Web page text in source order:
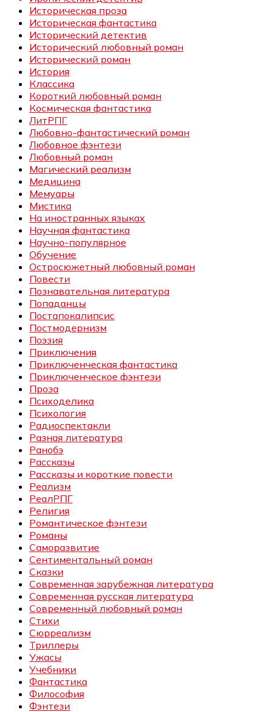
Историческая проза
Историческая фантастика
Исторический детектив
Исторический любовный роман
Исторический роман
История
Классика
Короткий любовный роман
Космическая фантастика
ЛитРПГ
Любовно-фантастический роман
Любовное фэнтези
Любовный роман
Магический реализм
Медицина
Мемуары
Мистика
На иностранных языках
Научная фантастика
Научно-популярное
Обучение
Остросюжетный любовный роман
Повести
Познавательная литература
Попаданцы
Постапокалипсис
Постмодернизм
Поэзия
Приключения
Приключенческая фантастика
Приключенческое фэнтези
Проза
Психоделика
Психология
Радиоспектакли
Разная литература
Ранобэ
Рассказы
Рассказы и короткие повести
Реализм
РеалРПГ
Религия
Романтическое фэнтези
Романы
Саморазвитие
Сентиментальный роман
Сказки
Современная зарубежная литература
Современная русская литература
Современный любовный роман
Стихи
Сюрреализм
Триллеры
Ужасы
Учебники
Фантастика
Философия
Фэнтези